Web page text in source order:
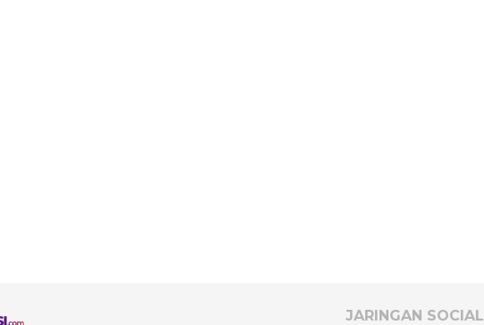
JARINGAN SOCIAL